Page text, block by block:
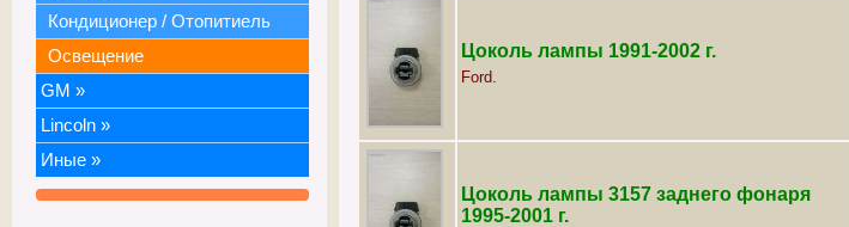
Кондиционер / Отопитиель
Освещение
GM »
Lincoln »
Иные »
Цоколь лампы 1991-2002 г.
Ford.
Цоколь лампы 3157 заднего фонаря
1995-2001 г.